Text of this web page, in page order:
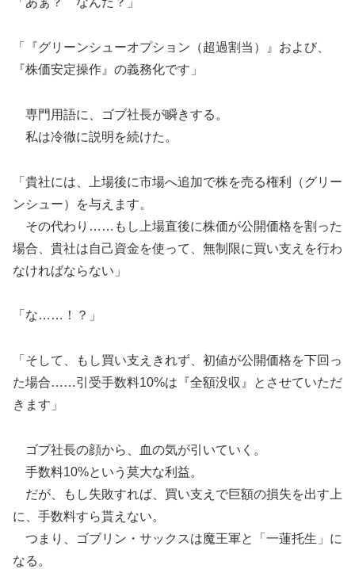
「『グリーンシューオプション（超過割当）』および、
『株価安定操作』の義務化です」
専門用語に、ゴブ社長が瞬きする。
私は冷徹に説明を続けた。
「貴社には、上場後に市場へ追加で株を売る権利（グリー
ンシュー）を与えます。
その代わり……もし上場直後に株価が公開価格を割った
場合、貴社は自己資金を使って、無制限に買い支えを行わ
なければならない」
「な……！？」
「そして、もし買い支えきれず、初値が公開価格を下回っ
た場合……引受手数料10%は『全額没収』とさせていただ
きます」
ゴブ社長の顔から、血の気が引いていく。
手数料10%という莫大な利益。
だが、もし失敗すれば、買い支えで巨額の損失を出す上
に、手数料すら貰えない。
つまり、ゴブリン・サックスは魔王軍と「一蓮托生」に
なる。